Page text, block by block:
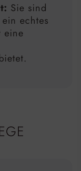
Sie sind
echtes
eine